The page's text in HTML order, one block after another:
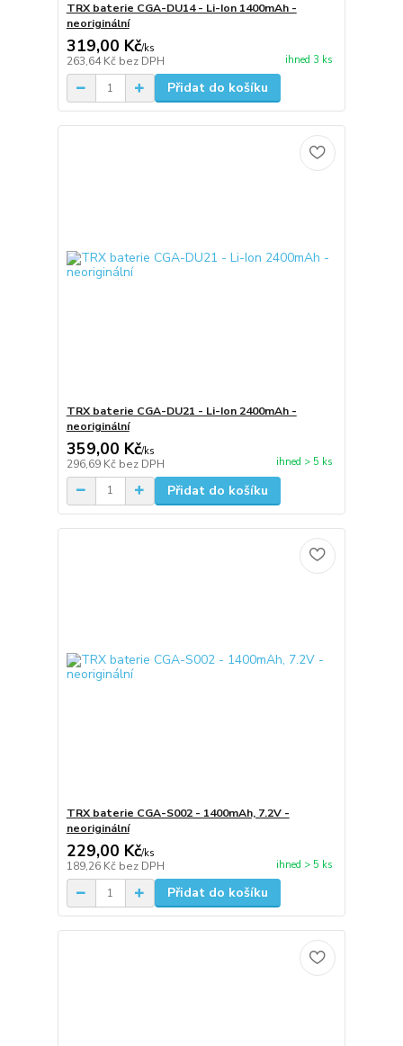
TRX baterie CGA-DU14 - Li-Ion 1400mAh -
neoriginální
319,00 Kč/ks
263,64 Kč bez DPH ihned 3 ks
Přidat do košíku
TRX baterie CGA-DU21 - Li-Ion 2400mAh -
neoriginální
359,00 Kč/ks
296,69 Kč bez DPH ihned > 5 ks
Přidat do košíku
TRX baterie CGA-S002 - 1400mAh, 7.2V -
neoriginální
229,00 Kč/ks
189,26 Kč bez DPH ihned > 5 ks
Přidat do košíku